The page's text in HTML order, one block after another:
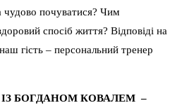
чудово почуватися? Чим
спосіб життя? Відповіді на
гість – персональний тренер
БОГДАНОМ КОВАЛЕМ –